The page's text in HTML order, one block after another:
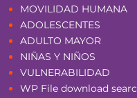
MOVILIDAD HUMANA
ADOLESCENTES
ADULTO MAYOR
NIÑAS Y NIÑOS
VULNERABILIDAD
WP File download